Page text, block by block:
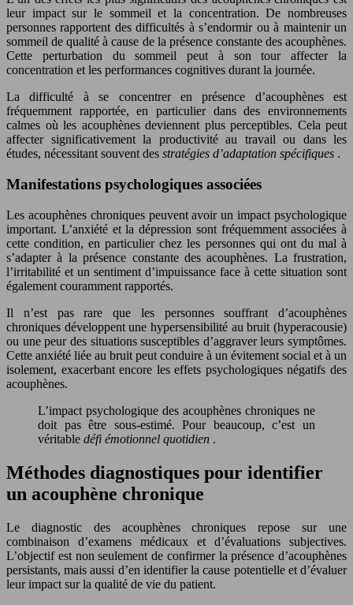
leur impact sur le sommeil et la concentration. De nombreuses
personnes rapportent des difficultés à s’endormir ou à maintenir un
sommeil de qualité à cause de la présence constante des acouphènes.
Cette perturbation du sommeil peut à son tour affecter la
concentration et les performances cognitives durant la journée.
La difficulté à se concentrer en présence d’acouphènes est
fréquemment rapportée, en particulier dans des environnements
calmes où les acouphènes deviennent plus perceptibles. Cela peut
affecter significativement la productivité au travail ou dans les
études, nécessitant souvent des stratégies d’adaptation spécifiques .
Manifestations psychologiques associées
Les acouphènes chroniques peuvent avoir un impact psychologique
important. L’anxiété et la dépression sont fréquemment associées à
cette condition, en particulier chez les personnes qui ont du mal à
s’adapter à la présence constante des acouphènes. La frustration,
l’irritabilité et un sentiment d’impuissance face à cette situation sont
également couramment rapportés.
Il n’est pas rare que les personnes souffrant d’acouphènes
chroniques développent une hypersensibilité au bruit (hyperacousie)
ou une peur des situations susceptibles d’aggraver leurs symptômes.
Cette anxiété liée au bruit peut conduire à un évitement social et à un
isolement, exacerbant encore les effets psychologiques négatifs des
acouphènes.
L’impact psychologique des acouphènes chroniques ne
doit pas être sous-estimé. Pour beaucoup, c’est un
véritable défi émotionnel quotidien .
Méthodes diagnostiques pour identifier
un acouphène chronique
Le diagnostic des acouphènes chroniques repose sur une
combinaison d’examens médicaux et d’évaluations subjectives.
L’objectif est non seulement de confirmer la présence d’acouphènes
persistants, mais aussi d’en identifier la cause potentielle et d’évaluer
leur impact sur la qualité de vie du patient.